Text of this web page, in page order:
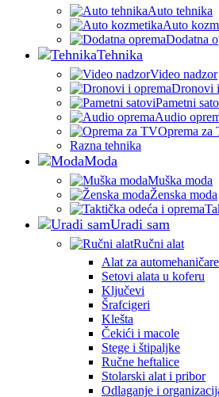
Auto tehnika
Auto
Dodatna
Tehnika
Video nadzor
Dronovi
Pametni
Audio
Oprema za
Razna tehnika
Moda
Muška moda
Ženska moda
Uradi sam
Ručni alat
Alat za automehaničare
Setovi alata u koferu
Ključevi
Šrafcigeri
Klešta
Čekići i macole
Stege i štipaljke
Ručne heftalice
Stolarski alat i pribor
Odlaganje i